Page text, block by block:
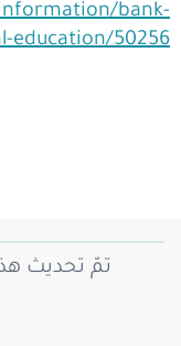
bank-
education/50256/
تمّ تحديث